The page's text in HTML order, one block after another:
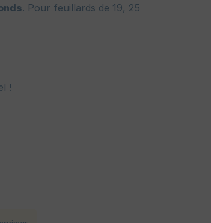
. Pour feuillards de 19, 25
!